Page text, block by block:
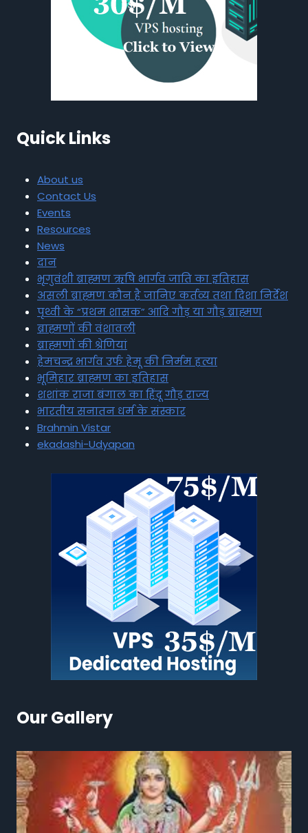
Quick Links
About us
Contact Us
Events
Resources
News
दान
भृगुवंशी ब्राह्मण ऋषि भार्गव जाति का इतिहास
असली ब्राह्मण कौन है जानिए कर्तव्य तथा दिशा निर्देश
पृथ्वी के “प्रथम शासक” आदि गौड़ या गौड़ ब्राह्मण
ब्राह्मणों की वंशावली
ब्राह्मणों की श्रेणियां
हेमचन्द्र भार्गव उर्फ हेमू की निर्मम हत्या
भूमिहार ब्राह्मण का इतिहास
शशांक राजा बंगाल का हिंदू गौड़ राज्य
भारतीय सनातन धर्म के संस्कार
Brahmin Vistar
ekadashi-Udyapan
Our Gallery